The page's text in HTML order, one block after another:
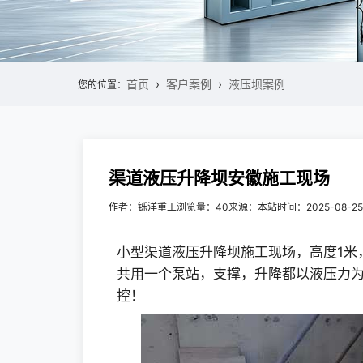
您的位置： 首页 客户案例 液压坝案例
渠道液压升降坝安徽施工现场
作者：铄洋重工浏览量：40来源：本站时间：2025-08-25
小型渠道液压升降坝施工现场，高度1
共用一个泵站，支撑，升降都以液压力
控！